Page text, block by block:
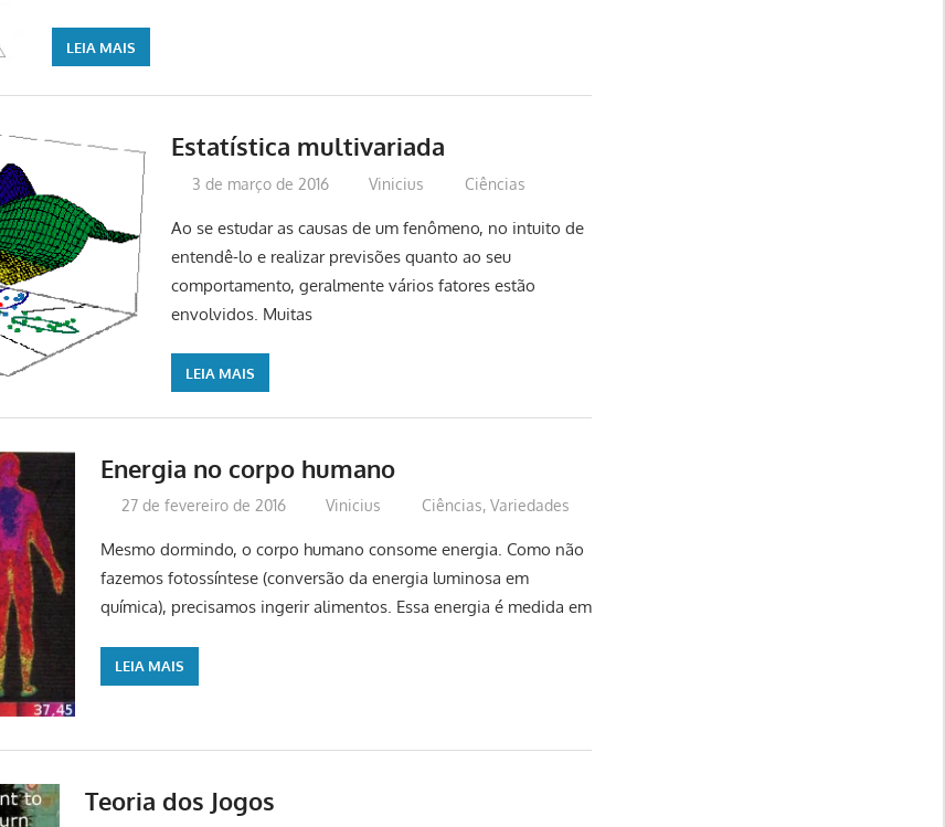
LEIA MAIS
Estatística multivariada
3 de março de 2016 Vinicius Ciências
Ao se estudar as causas de um fenômeno, no intuito de
entendê-lo e realizar previsões quanto ao seu
comportamento, geralmente vários fatores estão
envolvidos. Muitas
LEIA MAIS
Energia no corpo humano
27 de fevereiro de 2016 Vinicius Ciências,Variedades
Mesmo dormindo, o corpo humano consome energia. Como não
fazemos fotossíntese (conversão da energia luminosa em
química), precisamos ingerir alimentos. Essa energia é medida em
LEIA MAIS
Teoria dos Jogos